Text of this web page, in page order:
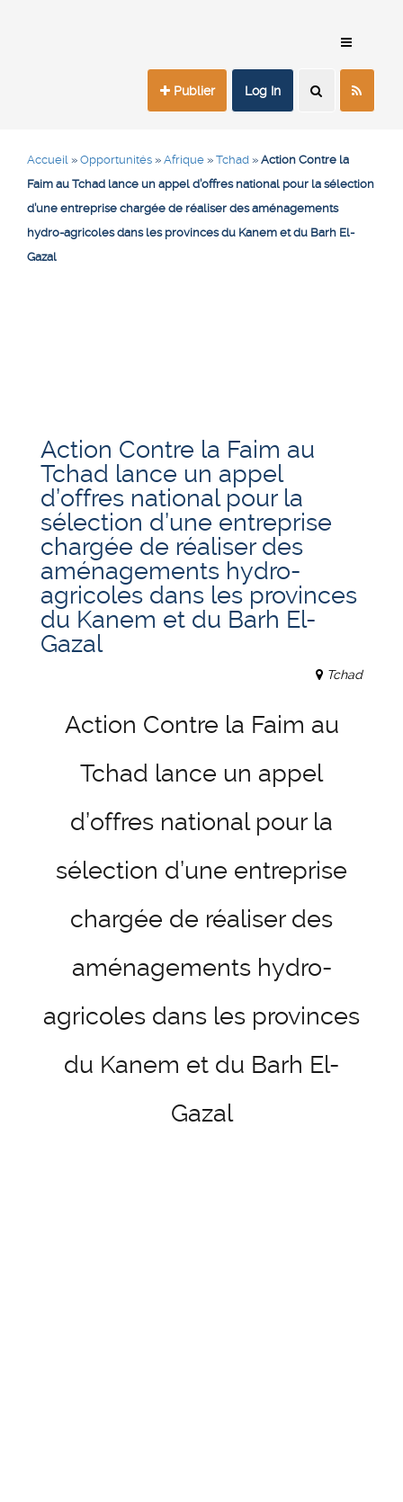
Publier Log In
Accueil » Opportunités » Afrique » Tchad » Action Contre la
Faim au Tchad lance un appel d’offres national pour la sélection
d’une entreprise chargée de réaliser des aménagements
hydro-agricoles dans les provinces du Kanem et du Barh El-
Gazal
Action Contre la Faim au
Tchad lance un appel
d’offres national pour la
sélection d’une entreprise
chargée de réaliser des
aménagements hydro-
agricoles dans les provinces
du Kanem et du Barh El-
Gazal
Tchad
Action Contre la Faim au
Tchad lance un appel
d’offres national pour la
sélection d’une entreprise
chargée de réaliser des
aménagements hydro-
agricoles dans les provinces
du Kanem et du Barh El-
Gazal